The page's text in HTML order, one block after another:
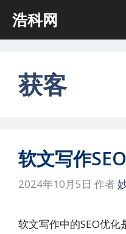
浩科网
获客
软文写作
2024年10月5日 作者
软文写作中的SEO优